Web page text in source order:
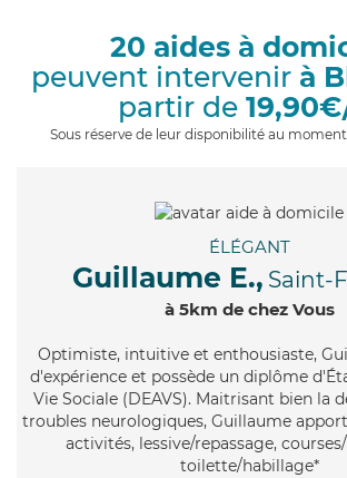
20 aides à
peuvent intervenir à
partir de
Sous réserve de leur disponibilité au
ÉLÉGANT
Guillaume E., Saint-
à 5km de chez Vous
Optimiste, intuitive et enthousiaste,
d'expérience et possède un diplôme
Vie Sociale (DEAVS). Maitrisant bien la
troubles neurologiques, Guillaume
activités, lessive/repassage,
toilette/habillage*